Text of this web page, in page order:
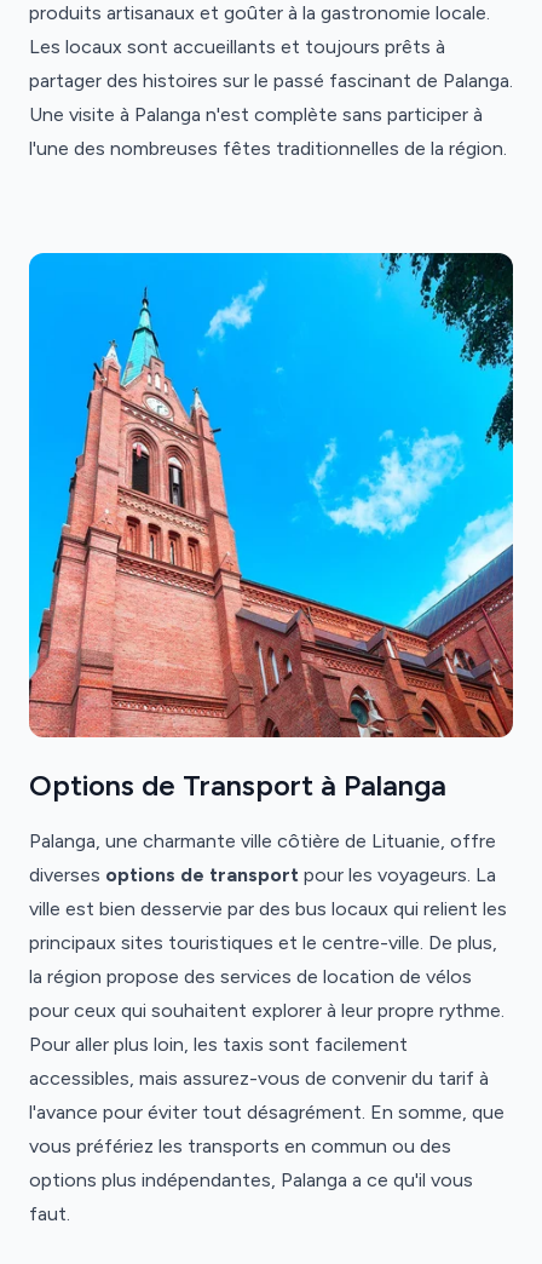
produits artisanaux et goûter à la gastronomie locale.
Les locaux sont accueillants et toujours prêts à
partager des histoires sur le passé fascinant de Palanga.
Une visite à Palanga n'est complète sans participer à
l'une des nombreuses fêtes traditionnelles de la région.
Options de Transport à Palanga
Palanga, une charmante ville côtière de Lituanie, offre
diverses options de transport pour les voyageurs. La
ville est bien desservie par des bus locaux qui relient les
principaux sites touristiques et le centre-ville. De plus,
la région propose des services de location de vélos
pour ceux qui souhaitent explorer à leur propre rythme.
Pour aller plus loin, les taxis sont facilement
accessibles, mais assurez-vous de convenir du tarif à
l'avance pour éviter tout désagrément. En somme, que
vous préfériez les transports en commun ou des
options plus indépendantes, Palanga a ce qu'il vous
faut.